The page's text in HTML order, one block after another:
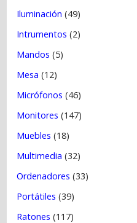
Iluminación (49)
Intrumentos (2)
Mandos (5)
Mesa (12)
Micrófonos (46)
Monitores (147)
Muebles (18)
Multimedia (32)
Ordenadores (33)
Portátiles (39)
Ratones (117)